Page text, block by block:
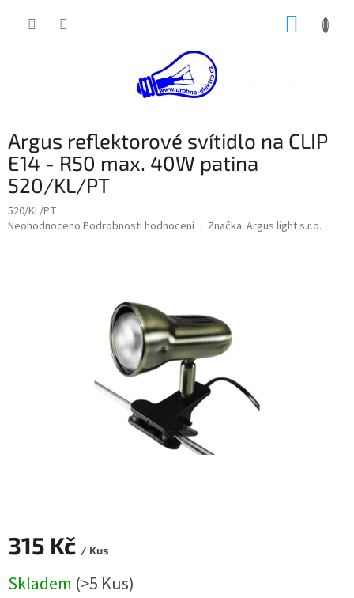
Argus reflektorové svítidlo na CLIP
E14 - R50 max. 40W patina
520/KL/PT
520/KL/PT
Průměrné
Neohodnoceno Podrobnosti hodnocení Značka: Argus light s.r.o.
315 Kč / Kus
cena:
Skladem (>5 Kus)